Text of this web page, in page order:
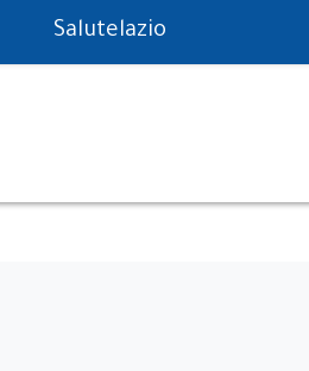
PS in tempo reale
Salutelazio